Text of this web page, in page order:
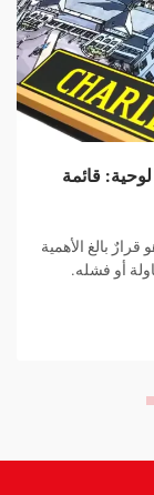
قائمة
قرارٌ بالغ الأهمية
أو فشله.